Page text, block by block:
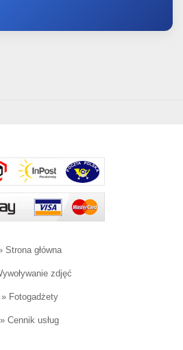
Strona główna
zdjęć
» Fotogadżety
» Cennik usług